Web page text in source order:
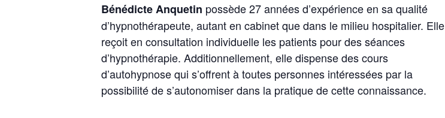
Bénédicte Anquetin possède 27 années d’expérience en sa qualité
d’hypnothérapeute, autant en cabinet que dans le milieu hospitalier. Elle
reçoit en consultation individuelle les patients pour des séances
d’hypnothérapie. Additionnellement, elle dispense des cours
d’autohypnose qui s’offrent à toutes personnes intéressées par la
possibilité de s’autonomiser dans la pratique de cette connaissance.